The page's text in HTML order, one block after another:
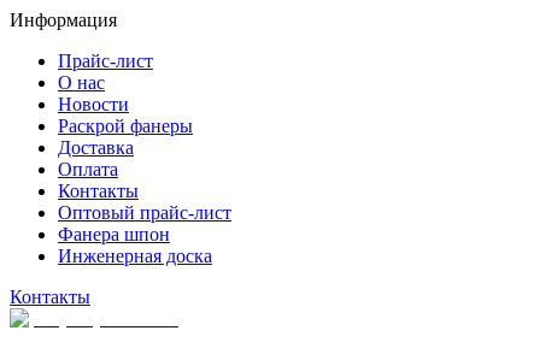
Информация
Прайс-лист
О нас
Новости
Раскрой фанеры
Доставка
Оплата
Контакты
Оптовый прайс-лист
Фанера шпон
Инженерная доска
Контакты